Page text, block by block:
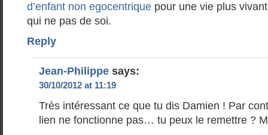
d’enfant non egocentrique pour une vie plus
qui ne pas de soi.
Reply
Jean-Philippe says:
30/10/2012 at 11:19
Très intéressant ce que tu dis Damien ! Par
lien ne fonctionne pas… tu peux le remettre ?